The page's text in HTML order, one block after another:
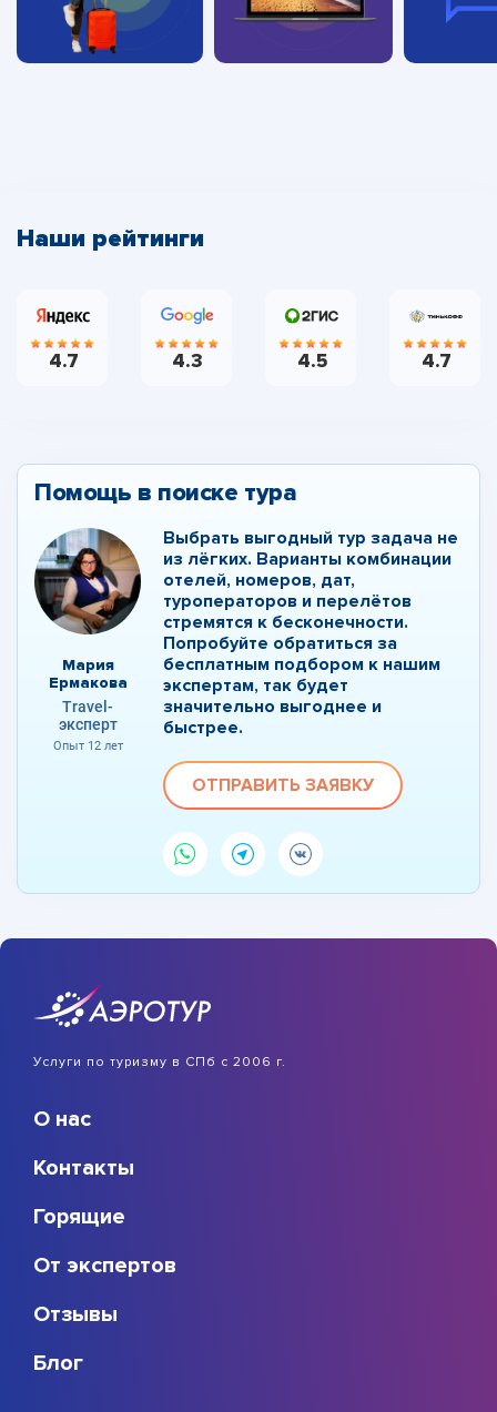
Наши рейтинги
4.7 4.3 4.5 4.7
Помощь в поиске тура
Мария
Ермакова
Travel-
эксперт
Опыт 12 лет
Выбрать выгодный тур задача не
из лёгких. Варианты комбинации
отелей, номеров, дат,
туроператоров и перелётов
стремятся к бесконечности.
Попробуйте обратиться за
бесплатным подбором к нашим
экспертам, так будет
значительно выгоднее и
быстрее.
ОТПРАВИТЬ ЗАЯВКУ
Услуги по туризму в СПб с 2006 г.
О нас
Контакты
Горящие
От экспертов
Отзывы
Блог